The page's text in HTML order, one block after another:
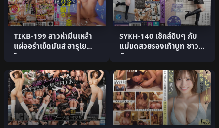
TIKB-199 สาวห่ามึนเหล้า
แผ่ออร่าเย็ดมันส์ ฮารุโย
โมชา
SYKH-140 เซ็กส์ดิบๆ กับ
แม่มดสวยรองเท้าบูท ซาวะ
ซัง 37